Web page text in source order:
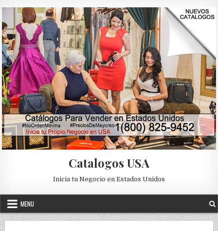
Catalogos USA
Inicia tu Negocio en Estados Unidos
MENU